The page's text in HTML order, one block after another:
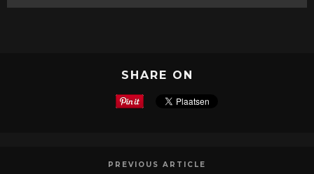
SHARE ON
PREVIOUS ARTICLE